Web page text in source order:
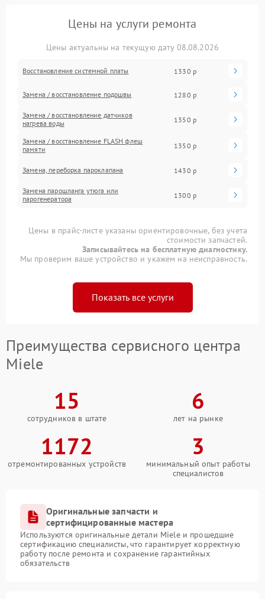
Цены на услуги ремонта
Цены актуальны на текущую дату 08.08.2026
Восстановление системной платы 1330 р
Замена / восстановление подошвы 1280 р
Замена / восстановление датчиков
нагрева воды
1350 р
Замена / восстановление FLASH флеш
памяти
1350 р
Замена, переборка пароклапана 1430 р
Замена парошланга утюга или
парогенератора
1300 р
Цены в прайс-листе указаны ориентировочные, без учета
стоимости запчастей.
Записывайтесь на бесплатную диагностику.
Мы проверим ваше устройство и укажем на неисправность.
Показать все услуги
Преимущества сервисного центра
Miele
15
сотрудников в штате
6
лет на рынке
1172
отремонтированных устройств
3
минимальный опыт работы
специалистов
Оригинальные запчасти и
сертифицированные мастера
Используются оригинальные детали Miele и прошедшие
сертификацию специалисты, что гарантирует корректную
работу после ремонта и сохранение гарантийных
обязательств